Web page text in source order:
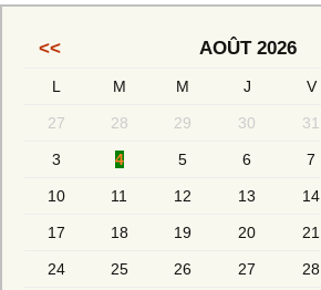
<< AOÛT 2026
L M M J V
27 28 29 30 31
3 4 5 6 7
10 11 12 13 14
17 18 19 20 21
24 25 26 27 28